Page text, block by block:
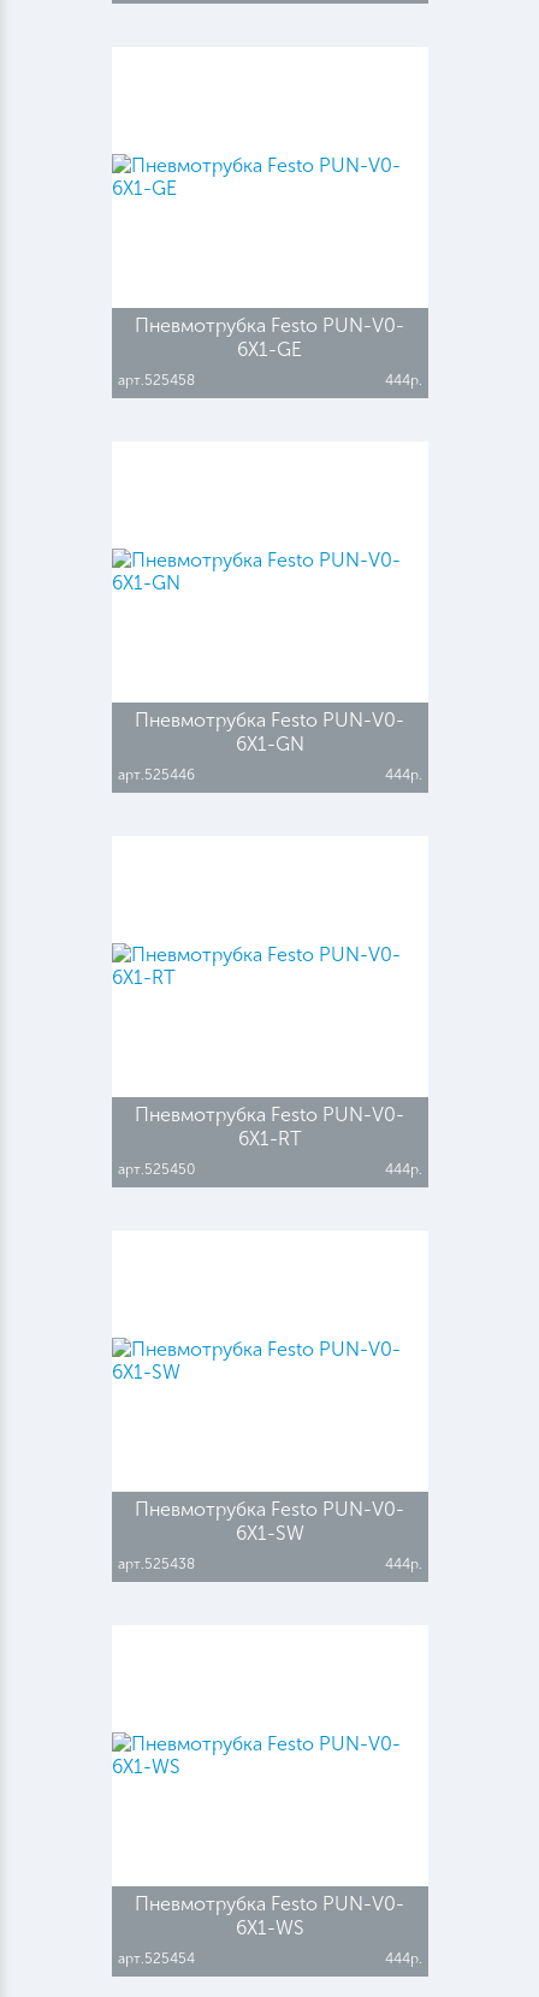
Пневмотрубка Festo PUN-V0-
6X1-GE
арт.525458 444р.
Пневмотрубка Festo PUN-V0-
6X1-GN
арт.525446 444р.
Пневмотрубка Festo PUN-V0-
6X1-RT
арт.525450 444р.
Пневмотрубка Festo PUN-V0-
6X1-SW
арт.525438 444р.
Пневмотрубка Festo PUN-V0-
6X1-WS
арт.525454 444р.